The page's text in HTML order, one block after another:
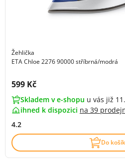
Žehlička
ETA Chloe 2276 90000 stříbrná/modrá
Cena s DPH:
599 Kč
Skladem v e-shopu u vás již
ihned k dispozici na 39
4.2
Do